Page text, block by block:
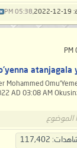
05:38 PM
atanjagala
Mohammed
AD 03:08 AM
الموضوع
117,402